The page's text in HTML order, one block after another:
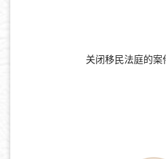
关闭移民法庭的案